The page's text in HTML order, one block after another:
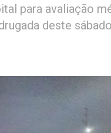
para avaliação
deste